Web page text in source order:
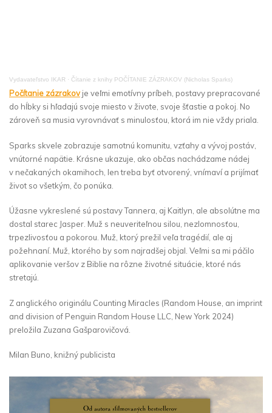
Vydavateľstvo IKAR · Čítanie z knihy POČÍTANIE ZÁZRAKOV (Nicholas Sparks)
Počítanie zázrakovje veľmi emotívny príbeh, postavy prepracované
do hĺbky si hľadajú svoje miesto v živote, svoje šťastie a pokoj. No
zároveň sa musia vyrovnávať s minulosťou, ktorá im nie vždy priala.
Sparks skvele zobrazuje samotnú komunitu, vzťahy a vývoj postáv,
vnútorné napätie. Krásne ukazuje, ako občas nachádzame nádej
v nečakaných okamihoch, len treba byť otvorený, vnímaví a prijímať
život so všetkým, čo ponúka.
Úžasne vykreslené sú postavy Tannera, aj Kaitlyn, ale absolútne ma
dostal starec Jasper. Muž s neuveriteľnou silou, nezlomnosťou,
trpezlivosťou a pokorou. Muž, ktorý prežil veľa tragédií, ale aj
požehnaní. Muž, ktorého by som najradšej objal. Veľmi sa mi páčilo
aplikovanie veršov z Biblie na rôzne životné situácie, ktoré nás
stretajú.
Z anglického originálu Counting Miracles (Random House, an imprint
and division of Penguin Random House LLC, New York 2024)
preložila Zuzana Gašparovičová.
Milan Buno, knižný publicista